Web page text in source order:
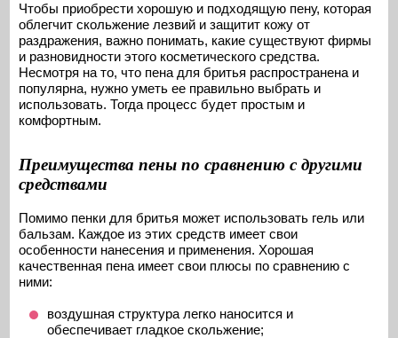
Чтобы приобрести хорошую и подходящую пену, которая
облегчит скольжение лезвий и защитит кожу от
раздражения, важно понимать, какие существуют фирмы
и разновидности этого косметического средства.
Несмотря на то, что пена для бритья распространена и
популярна, нужно уметь ее правильно выбрать и
использовать. Тогда процесс будет простым и
комфортным.
Преимущества пены по сравнению с другими
средствами
Помимо пенки для бритья может использовать гель или
бальзам. Каждое из этих средств имеет свои
особенности нанесения и применения. Хорошая
качественная пена имеет свои плюсы по сравнению с
ними:
воздушная структура легко наносится и
обеспечивает гладкое скольжение;